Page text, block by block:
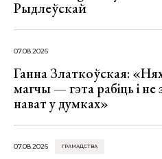
Рыдлеўскай
07.08.2026
Ганна Златкоўская:
магчы — гэта рабіць і не
нават у думках»
07.08.2026 ГРАМАДСТВА